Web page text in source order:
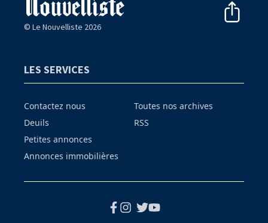
© Le Nouvelliste 2026
LES SERVICES
Contactez nous
Deuils
Petites annonces
Annonces immobilières
Toutes nos archives
RSS